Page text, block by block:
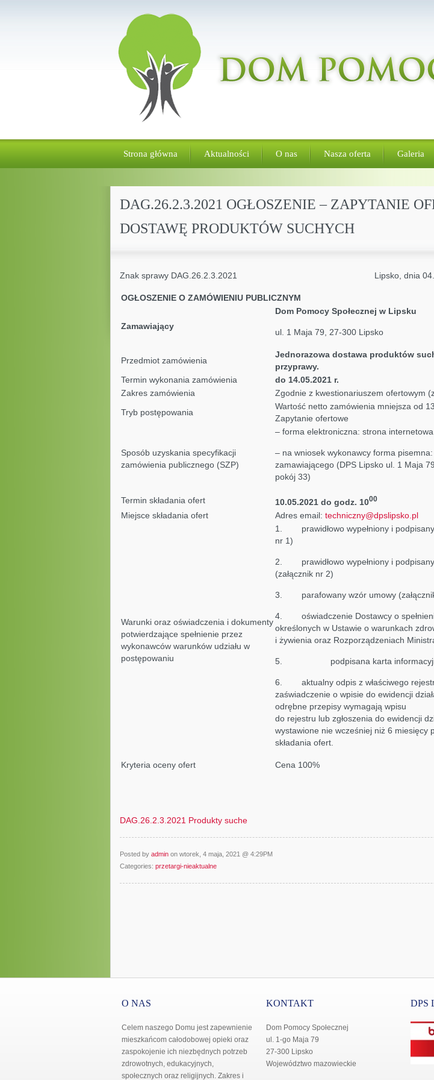
Strona główna Aktualności O nas Nasza oferta Galeria
DAG.26.2.3.2021 OGŁOSZENIE – ZAPYTANIE
DOSTAWĘ PRODUKTÓW SUCHYCH
Znak sprawy DAG.26.2.3.2021 Lipsko, dnia
OGŁOSZENIE O ZAMÓWIENIU PUBLICZNYM
Zamawiający
Dom Pomocy Społecznej w Lipsku
ul. 1 Maja 79, 27-300 Lipsko
Przedmiot zamówienia
Jednorazowa dostawa produktów
przyprawy.
Termin wykonania zamówienia
do 14.05.2021 r.
Zakres zamówienia
Zgodnie z kwestionariuszem ofertowym
Tryb postępowania
Wartość netto zamówienia mniejsza od
Zapytanie ofertowe
Sposób uzyskania specyfikacji
zamówienia publicznego (SZP)
– forma elektroniczna: strona internetowa
– na wniosek wykonawcy forma
zamawiającego (DPS Lipsko ul. 1 Maja
pokój 33)
Termin składania ofert 10.05.2021 do godz. 1000
Miejsce składania ofert Adres email: techniczny@dpslipsko.pl
Warunki oraz oświadczenia i dokumenty
potwierdzające spełnienie przez
wykonawców warunków udziału w
postępowaniu
1. prawidłowo wypełniony i podpisany
nr 1)
2. prawidłowo wypełniony i
(załącznik nr 2)
3. parafowany wzór umowy
4. oświadczenie Dostawcy o
określonych w Ustawie o warunkach
i żywienia oraz Rozporządzeniach
5. podpisana karta informacyjna
6. aktualny odpis z właściwego
zaświadczenie o wpisie do ewidencji
odrębne przepisy wymagają wpisu
do rejestru lub zgłoszenia do ewidencji
wystawione nie wcześniej niż 6 miesięcy
składania ofert.
Kryteria oceny ofert
Cena 100%
DAG.26.2.3.2021 Produkty suche
Posted by adminon wtorek, 4 maja, 2021 @ 4:29PM
Categories: przetargi-nieaktualne
O NAS
Celem naszego Domu jest zapewnienie
mieszkańcom całodobowej opieki oraz
zaspokojenie ich niezbędnych potrzeb
zdrowotnych, edukacyjnych,
społecznych oraz religijnych. Zakres i
KONTAKT
Dom Pomocy Społecznej
ul. 1-go Maja 79
27-300 Lipsko
Województwo mazowieckie
DPS